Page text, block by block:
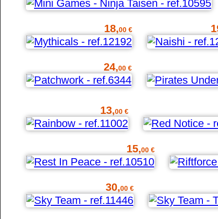
18,00 €
24,00 €
13,00 €
15,00 €
30,00 €